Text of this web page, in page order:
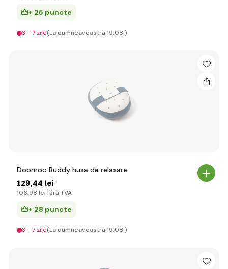
+ 25 puncte
3 - 7 zile(La dumneavoastră 19.08.)
Doomoo Buddy husa de relaxare
129,44 lei
106,98 lei fără TVA
+ 28 puncte
3 - 7 zile(La dumneavoastră 19.08.)